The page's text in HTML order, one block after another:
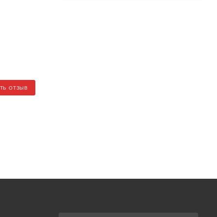
ОТЗЫВ